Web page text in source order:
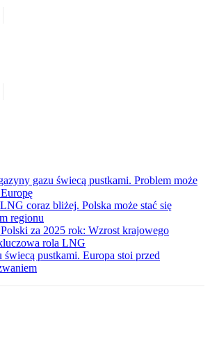
gazu świecą pustkami. Problem może
coraz bliżej. Polska może stać się
regionu
za 2025 rok: Wzrost krajowego
rola LNG
świecą pustkami. Europa stoi przed